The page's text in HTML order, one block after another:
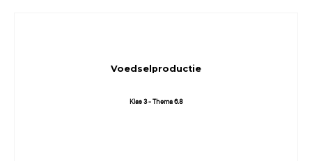
Voedselproductie
Klas 3 - Thema 6.8